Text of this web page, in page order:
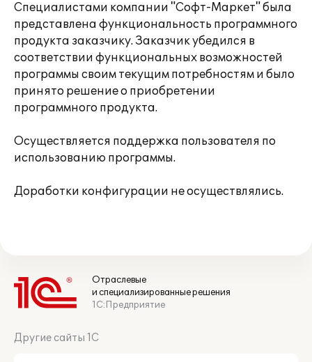
Специалистами компании "Софт-Маркет" была
представлена функциональность программного
продукта заказчику. Заказчик убедился в
соответствии функциональных возможностей
программы своим текущим потребностям и было
принято решение о приобретении
программного продукта.
Осуществляется поддержка пользователя по
использованию программы.
Доработки конфигурации не осуществлялись.
Отраслевые
и специализированные решения
1С:Предприятие
Другие сайты 1С